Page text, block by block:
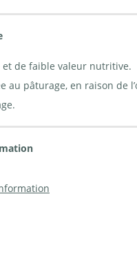
et de faible valeur nutritive.
au pâturage, en raison de